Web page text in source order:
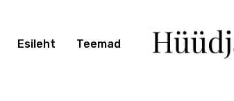
Esileht Teemad